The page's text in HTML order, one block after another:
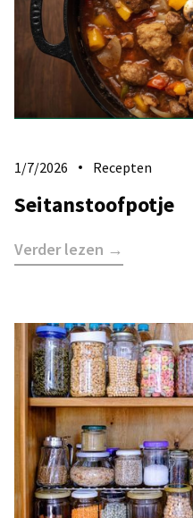
1/7/2026 Recepten
Seitanstoofpotje
Verder lezen →